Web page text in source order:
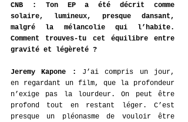
CNB : Ton EP a été décrit comme
solaire, lumineux, presque dansant,
malgré la mélancolie qui l’habite.
Comment trouves-tu cet équilibre entre
gravité et légèreté ?
Jeremy Kapone : J’ai compris un jour,
en regardant un film, que la profondeur
n’exige pas la lourdeur. On peut être
profond tout en restant léger. C’est
presque un pléonasme de vouloir être